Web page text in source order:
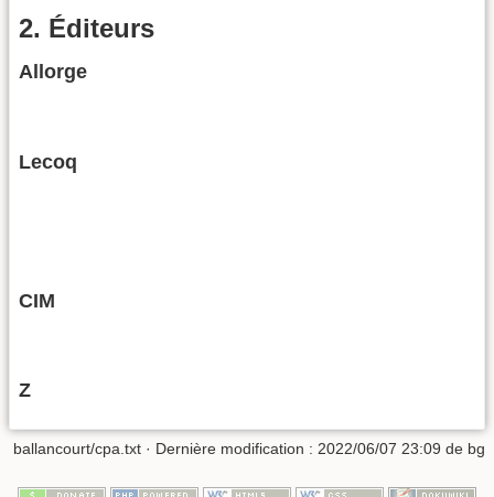
2. Éditeurs
Allorge
Lecoq
CIM
Z
ballancourt/cpa.txt · Dernière modification : 2022/06/07 23:09 de bg